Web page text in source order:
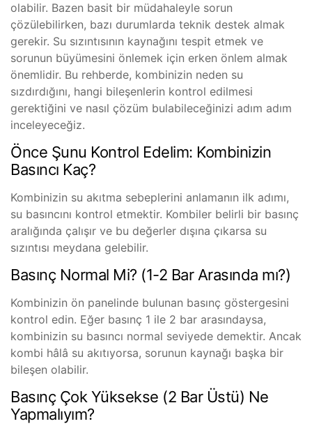
olabilir. Bazen basit bir müdahaleyle sorun
çözülebilirken, bazı durumlarda teknik destek almak
gerekir. Su sızıntısının kaynağını tespit etmek ve
sorunun büyümesini önlemek için erken önlem almak
önemlidir. Bu rehberde, kombinizin neden su
sızdırdığını, hangi bileşenlerin kontrol edilmesi
gerektiğini ve nasıl çözüm bulabileceğinizi adım adım
inceleyeceğiz.
Önce Şunu Kontrol Edelim: Kombinizin
Basıncı Kaç?
Kombinizin su akıtma sebeplerini anlamanın ilk adımı,
su basıncını kontrol etmektir. Kombiler belirli bir basınç
aralığında çalışır ve bu değerler dışına çıkarsa su
sızıntısı meydana gelebilir.
Basınç Normal Mi? (1-2 Bar Arasında mı?)
Kombinizin ön panelinde bulunan basınç göstergesini
kontrol edin. Eğer basınç 1 ile 2 bar arasındaysa,
kombinizin su basıncı normal seviyede demektir. Ancak
kombi hâlâ su akıtıyorsa, sorunun kaynağı başka bir
bileşen olabilir.
Basınç Çok Yüksekse (2 Bar Üstü) Ne
Yapmalıyım?